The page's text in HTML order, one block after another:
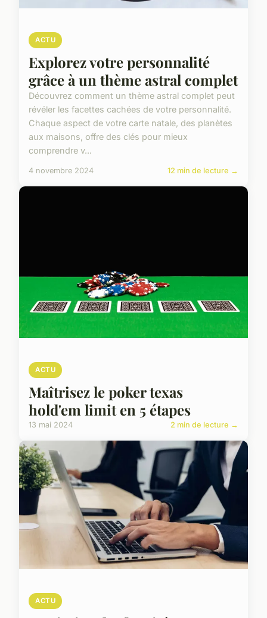
ACTU
Explorez votre personnalité
grâce à un thème astral complet
Découvrez comment un thème astral complet peut
révéler les facettes cachées de votre personnalité.
Chaque aspect de votre carte natale, des planètes
aux maisons, offre des clés pour mieux
comprendre v...
4 novembre 2024 12 min de lecture →
ACTU
Maîtrisez le poker texas
hold'em limit en 5 étapes
13 mai 2024 2 min de lecture →
ACTU